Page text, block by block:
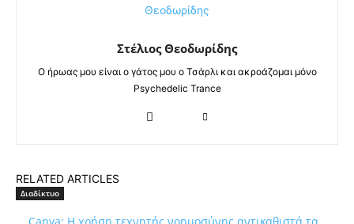
Στέλιος Θεοδωρίδης
Ο ήρωας μου είναι ο γάτος μου ο Τσάρλι και ακροάζομαι μόνο
Psychedelic Trance
RELATED ARTICLES
Διαδίκτυο
Canva: Η χρήση τεχνητής νοημοσύνης αντικαθιστά τα